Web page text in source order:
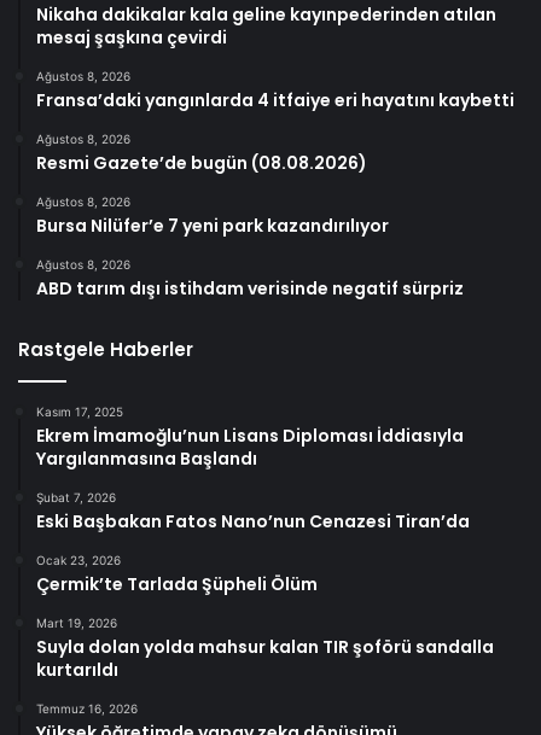
Nikaha dakikalar kala geline kayınpederinden atılan
mesaj şaşkına çevirdi
Ağustos 8, 2026
Fransa’daki yangınlarda 4 itfaiye eri hayatını kaybetti
Ağustos 8, 2026
Resmi Gazete’de bugün (08.08.2026)
Ağustos 8, 2026
Bursa Nilüfer’e 7 yeni park kazandırılıyor
Ağustos 8, 2026
ABD tarım dışı istihdam verisinde negatif sürpriz
Rastgele Haberler
Kasım 17, 2025
Ekrem İmamoğlu’nun Lisans Diploması İddiasıyla
Yargılanmasına Başlandı
Şubat 7, 2026
Eski Başbakan Fatos Nano’nun Cenazesi Tiran’da
Ocak 23, 2026
Çermik’te Tarlada Şüpheli Ölüm
Mart 19, 2026
Suyla dolan yolda mahsur kalan TIR şoförü sandalla
kurtarıldı
Temmuz 16, 2026